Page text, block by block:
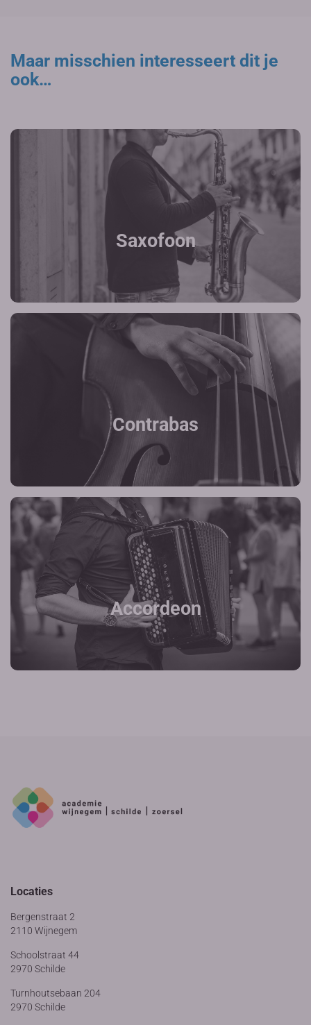
Maar misschien interesseert dit je
ook…
Saxofoon
Contrabas
Accordeon
Locaties
Bergenstraat 2
2110 Wijnegem
Schoolstraat 44
2970 Schilde
Turnhoutsebaan 204
2970 Schilde